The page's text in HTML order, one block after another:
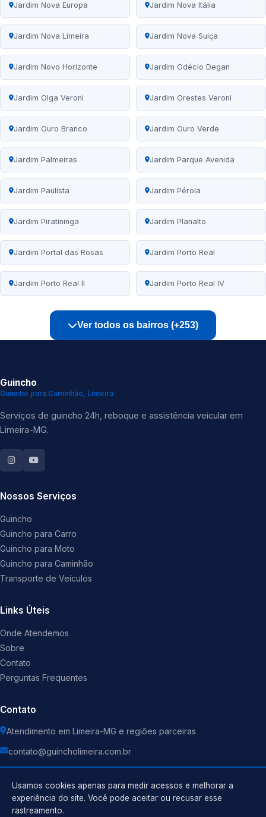
Jardim Nova Europa Jardim Nova Itália
Jardim Nova Limeira Jardim Nova Suíça
Jardim Novo Horizonte Jardim Odécio Degan
Jardim Olga Veroni Jardim Orestes Veroni
Jardim Ouro Branco Jardim Ouro Verde
Jardim Palmeiras Jardim Parque Avenida
Jardim Paulista Jardim Pérola
Jardim Piratininga Jardim Planalto
Jardim Portal das Rosas Jardim Porto Real
Jardim Porto Real II Jardim Porto Real IV
Ver todos os bairros (+253)
Guincho
Guincho para Caminhão, Limeira
Serviços de guincho 24h, reboque e assistência veicular em
Limeira-MG.
Nossos Serviços
Guincho
Guincho para Carro
Guincho para Moto
Guincho para Caminhão
Transporte de Veículos
Links Úteis
Onde Atendemos
Sobre
Contato
Perguntas Frequentes
Contato
Atendimento em Limeira-MG e regiões parceiras
contato@guincholimeira.com.br
Usamos cookies apenas para medir acessos e melhorar a
experiência do site. Você pode aceitar ou recusar esse
rastreamento.